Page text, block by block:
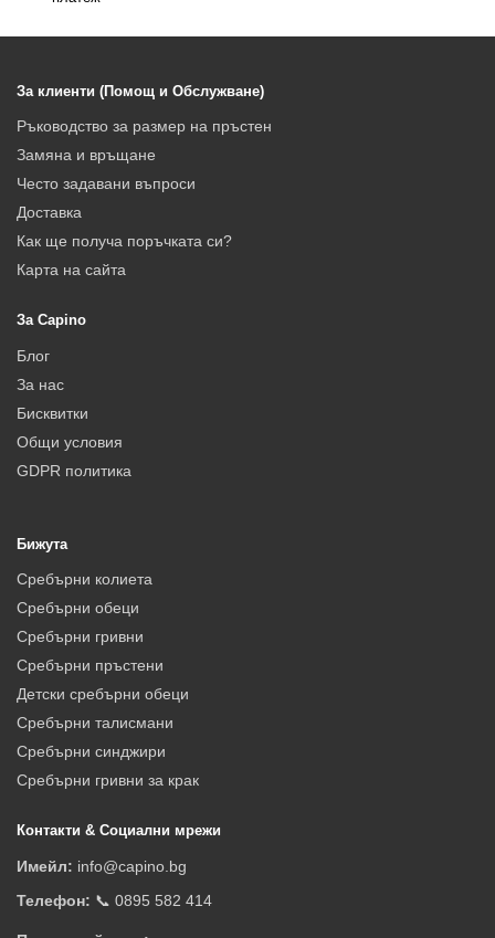
За клиенти (Помощ и Обслужване)
Ръководство за размер на пръстен
Замяна и връщане
Често задавани въпроси
Доставка
Как ще получа поръчката си?
Карта на сайта
За Capino
Блог
За нас
Бисквитки
Общи условия
GDPR политика
Бижута
Сребърни колиета
Сребърни обеци
Сребърни гривни
Сребърни пръстени
Детски сребърни обеци
Сребърни талисмани
Сребърни синджири
Сребърни гривни за крак
Контакти & Социални мрежи
Имейл: info@capino.bg
Телефон: 📞 0895 582 414